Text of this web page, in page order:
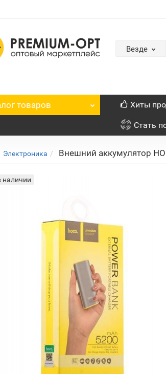
Везде
товаров Хиты
Стать
Электроника Внешний аккумулятор
наличии